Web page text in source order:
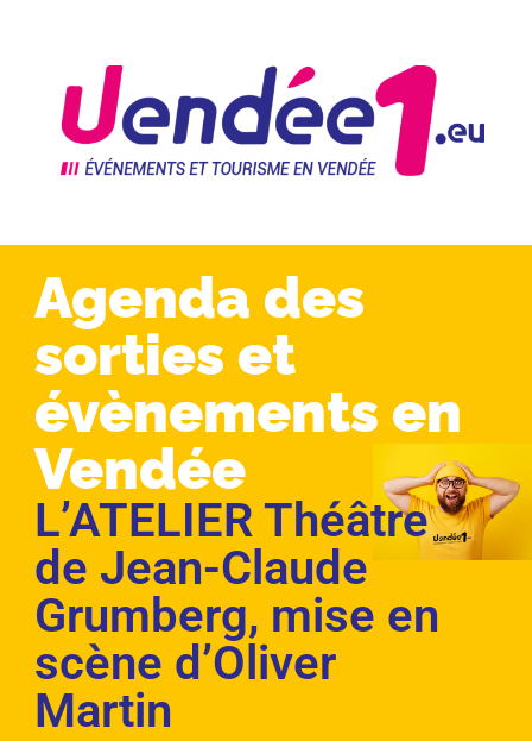
Agenda des
sorties et
évènements en
Vendée
L’ATELIER Théâtre
de Jean-Claude
Grumberg, mise en
scène d’Oliver
Martin